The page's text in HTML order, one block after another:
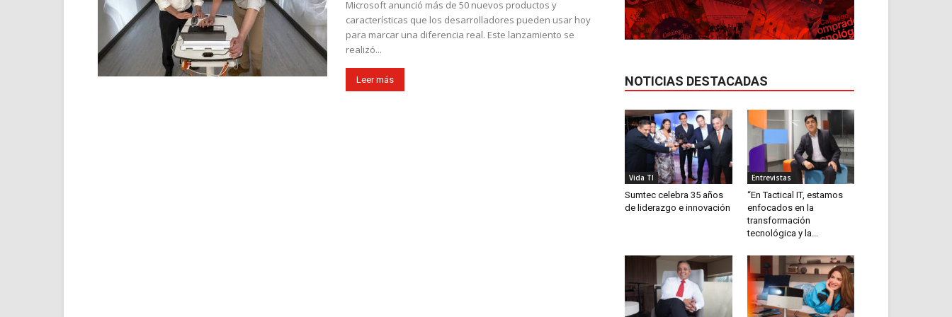
Microsoft anunció más de 50 nuevos productos y
características que los desarrolladores pueden usar hoy
para marcar una diferencia real. Este lanzamiento se
realizó...
Leer más NOTICIAS DESTACADAS
Vida TI
Sumtec celebra 35 años
de liderazgo e innovación
Entrevistas
“En Tactical IT, estamos
enfocados en la
transformación
tecnológica y la...